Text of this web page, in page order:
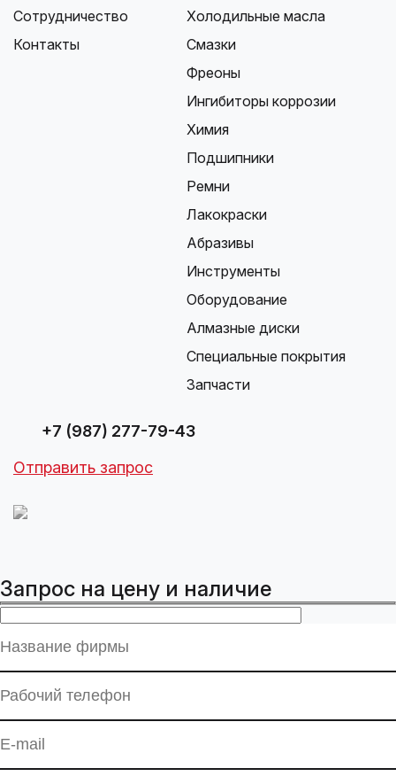
Сотрудничество
Контакты
Холодильные масла
Смазки
Фреоны
Ингибиторы коррозии
Химия
Подшипники
Ремни
Лакокраски
Абразивы
Инструменты
Оборудование
Алмазные диски
Специальные покрытия
Запчасти
+7 (987) 277-79-43
Отправить запрос
Запрос на цену и наличие